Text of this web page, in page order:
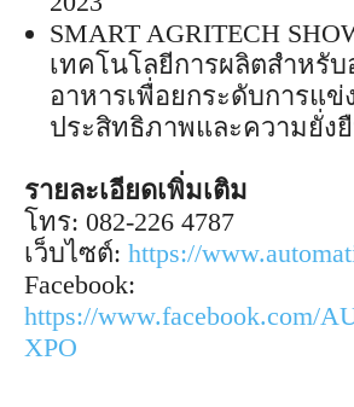
SMART AGRITECH
เทคโนโลยีการผลิตสำหรั
อาหารเพื่อยกระดับการแ
ประสิทธิภาพและความยั่ง
รายละเอียดเพิ่มเติม
โทร: 082-226 4787
เว็บไซต์: https://
Facebook:
https://www.facebook.com/
XPO